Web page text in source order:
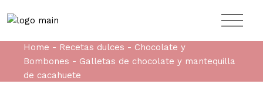
Home Recetas dulces
Chocolate y
Bombones
Galletas de chocolate y mantequilla
de cacahuete